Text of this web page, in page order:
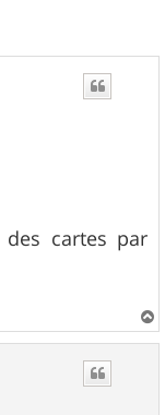
cartes par
a